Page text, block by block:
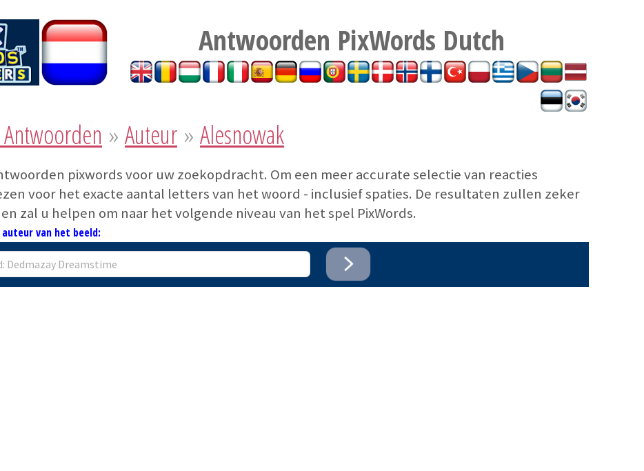
Antwoorden PixWords Dutch
» Auteur » Alesnowak
pixwords voor uw zoekopdracht. Om een meer accurate selectie van reacties
voor het exacte aantal letters van het woord - inclusief spaties. De resultaten zullen zeker
zal u helpen om naar het volgende niveau van het spel PixWords.
van het beeld: